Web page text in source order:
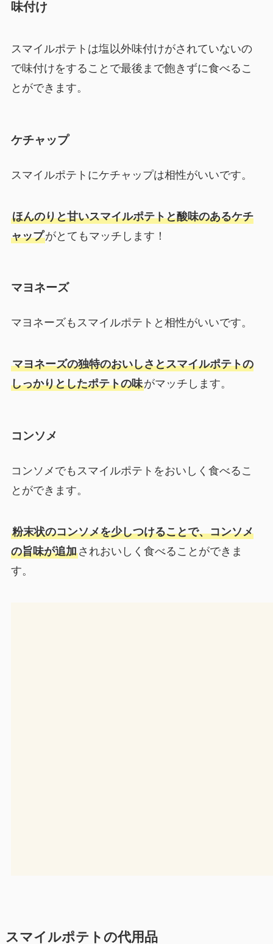
味付け
スマイルポテトは塩以外味付けがされていないの
で味付けをすることで最後まで飽きずに食べるこ
とができます。
ケチャップ
スマイルポテトにケチャップは相性がいいです。
ほんのりと甘いスマイルポテトと酸味のあるケチ
ャップがとてもマッチします！
マヨネーズ
マヨネーズもスマイルポテトと相性がいいです。
マヨネーズの独特のおいしさとスマイルポテトの
しっかりとしたポテトの味がマッチします。
コンソメ
コンソメでもスマイルポテトをおいしく食べるこ
とができます。
粉末状のコンソメを少しつけることで、コンソメ
の旨味が追加されおいしく食べることができま
す。
スマイルポテトの代用品